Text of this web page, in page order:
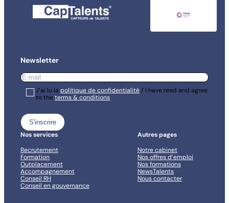
Nos services
Recrutement
Formation
Outplacement
Accompagnement
Conseil RH
Conseil en gouvernance
Autres pages
Notre cabinet
Nos offres d’emploi
Nos formations
NewsTalents
Nous contacter
Newsletter
E-
mail*
RGPD*
J’ai lu la politique de confidentialité / I have read and agree
to theterms & conditions